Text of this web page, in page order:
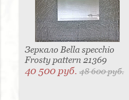
Зеркало Bella specchio
Frosty pattern 21369
40 500 руб. 48 600 руб.